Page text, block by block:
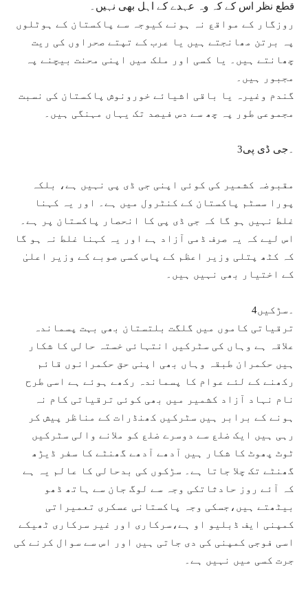
قطع نظر اس کے کہ وہ عہدے کے اہل بھی نہیں۔
روزگار کے مواقع نہ ہونے کیوجہ سے پاکستان کے ہوٹلوں
پہ برتن مھانجتے ہیں یا عرب کے تپتے صحراوں کی ریت
چھانتے ہیں۔ یا کسی اور ملک میں اپنی محنت بیچنے پہ
مجبور ہیں۔
گندم وغیرہ یا باقی اشیائے خورونوش پاکستان کی نسبت
مجموعی طور پہ چھ سے دس فیصد تک یہاں مہنگی ہیں۔
3۔جی ڈی پی
مقبوضہ کشمیر کی کوئی اپنی جی ڈی پی نہیں ہے، بلکہ
پورا سسٹم پاکستان کے کنٹرول میں ہے۔ اور یہ کہنا
غلط نہیں ہو گا کہ جی ڈی پی کا انحصار پاکستان پر ہے۔
اس لیے کہ یہ صرف ڈمی آزاد ہے اور یہ کہنا غلط نہ ہو گا
کہ کٹھ پتلی وزیر اعظم کے پاس کسی صوبے کے وزیر اعلیٰ
کے اختیار بھی نہیں ہیں۔
4۔سڑکیں
ترقیاتی کاموں میں گلگت بلتستان بھی بہت پسماندہ
علاقہ ہے وہاں کی سٹرکیں انتہائی خستہ حالی کا شکار
ہیں حکمران طبقہ وہاں بھی اپنی حق حکمرانوں قائم
رکھنے کے لئے عوام کا پسماندہ رکھے ہوئے ہے اسی طرح
نام نہاد آزاد کشمیر میں بھی کوئی ترقیاتی کام نہ
ہونے کے برابر ہیں سٹرکیں کھنڈرات کے مناظر پیش کر
رہی ہیں ایک ضلع سے دوسرے ضلع کو ملانے والی سٹرکیں
ٹوٹ پھوٹ کا شکار ہیں آدھے آدھے گھنٹے کا سفر ڈیڑھ
گھنٹے تک چلا جاتا ہے۔ سڑکوں کی بدحالی کا عالم یہ ہے
کہ آئے روز حادثاتکی وجہ سے لوگ جان سے ہاتھ ڈھو
بیٹھتے ہیں،جسکی وجہ پاکستانی عسکری تعمیراتی
کمپنی ایف ڈبلیو او ہے،سرکاری اور غیر سرکاری ٹھیکے
اسی فوجی کمپنی کی دی جاتی ہیں اور اس سے سوال کرنے کی
جرت کسی میں نہیں ہے۔